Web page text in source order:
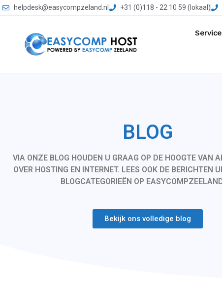
helpdesk@easycompzeland.nl +31 (0)118 - 22 10 59 (lokaal)
BLOG
VIA ONZE BLOG HOUDEN U GRAAG OP DE HOOGTE VAN
OVER HOSTING EN INTERNET. LEES OOK DE BERICHTEN
BLOGCATEGORIEËN OP
Bekijk ons volledige blog